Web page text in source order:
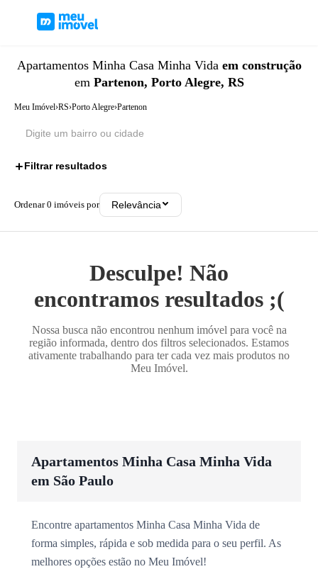
Apartamentos Minha Casa Minha Vida em construção
em Partenon, Porto Alegre, RS
Meu Imóvel›RS›Porto Alegre›Partenon
Filtrar resultados
Ordenar0 imóveis por Relevância
Desculpe! Não
encontramos resultados ;(
Nossa busca não encontrou nenhum imóvel para você na
região informada, dentro dos filtros selecionados. Estamos
ativamente trabalhando para ter cada vez mais produtos no
Meu Imóvel.
Apartamentos Minha Casa Minha Vida
em São Paulo
Encontre apartamentos Minha Casa Minha Vida de
forma simples, rápida e sob medida para o seu perfil. As
melhores opções estão no Meu Imóvel!